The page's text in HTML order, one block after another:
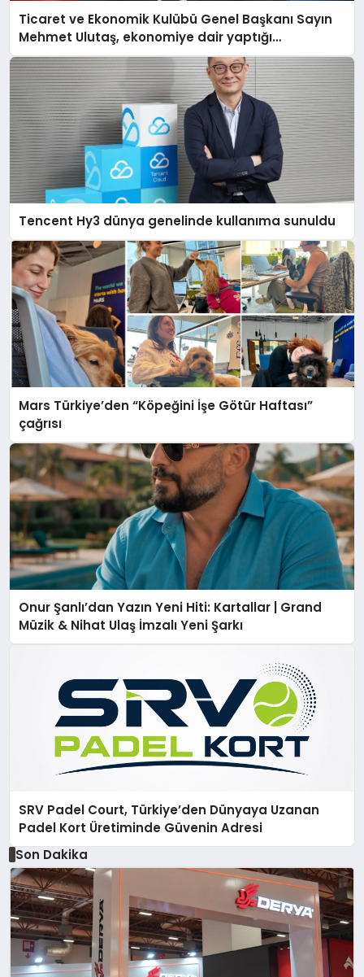
Ticaret ve Ekonomik Kulübü Genel Başkanı Sayın
Mehmet Ulutaş, ekonomiye dair yaptığı
açıklamada şunları kaydetti:
Tencent Hy3 dünya genelinde kullanıma sunuldu
Mars Türkiye’den “Köpeğini İşe Götür Haftası”
çağrısı
Onur Şanlı’dan Yazın Yeni Hiti: Kartallar | Grand
Müzik & Nihat Ulaş İmzalı Yeni Şarkı
SRV Padel Court, Türkiye’den Dünyaya Uzanan
Padel Kort Üretiminde Güvenin Adresi
Son Dakika